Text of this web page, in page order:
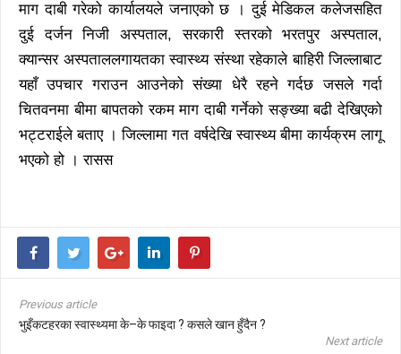
माग दाबी गरेको कार्यालयले जनाएको छ । दुई मेडिकल कलेजसहित
दुई दर्जन निजी अस्पताल, सरकारी स्तरको भरतपुर अस्पताल,
क्यान्सर अस्पताललगायतका स्वास्थ्य संस्था रहेकाले बाहिरी जिल्लाबाट
यहाँ उपचार गराउन आउनेको संख्या धेरै रहने गर्दछ जसले गर्दा
चितवनमा बीमा बापतको रकम माग दाबी गर्नेको सङ्ख्या बढी देखिएको
भट्टराईले बताए । जिल्लामा गत वर्षदेखि स्वास्थ्य बीमा कार्यक्रम लागू
भएको हो । रासस
Previous article
भुइँकटहरका स्वास्थ्यमा के–के फाइदा ? कसले खान हुँदैन ?
Next article